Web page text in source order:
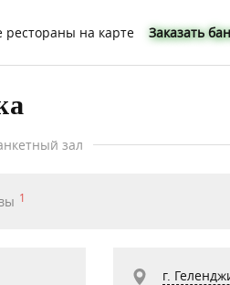
рестораны на карте Заказать
зал
1
г.